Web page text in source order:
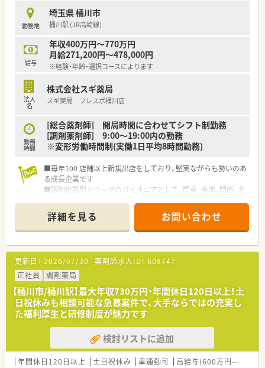
■充実した研修制度、人事制度、評価制度、キャリア支援制度等
があるのも特徴です
勤務地
埼玉県 桶川市
桶川駅 (JR高崎線)
給与
年収400万円～770万円
月給271,200円～478,000円
※経験・年齢・選択コースによります
法人
名
株式会社スギ薬局
スギ薬局 フレスポ桶川店
勤務
時間
[総合薬剤師] 開局時間に合わせてシフト制勤務
[調剤薬剤師] 9:00～19:00内の勤務
※変形労働時間制(実働1日平均8時間勤務)
■毎年100 店舗以上新規出店をしており、堅実ながらも勢いのあ
る成長企業です
■調剤併設型ドラッグのパイオニアとして、関東、東海、関西、北
■研修制度は様々なプランがあり、集合研修だけでなく任意で受
講可能な研修も幅広く用意されています
■店舗で活躍する従業員、社外で活躍する従業員、将来経営幹部
となる従業員など、薬剤師として様々な活躍ができるフィールド
を用意されています
■総合薬剤師・調剤薬剤師（土日休み・19時までの勤務）どちらか
の働き方を選択できます
■調剤併設型だけでなく「医療モール・クリニック併設店舗」「敷
地内薬局」「訪問調剤特化型店舗」など様々な店舗を運営してい
ます
■在宅医療にも積極的取り組んでおり「訪問調剤特化型店舗」を
50店舗以上、無菌調剤室は業界最多の51店舗設置しています
■「プラチナくるみん認定企業」「健康経営優良法人2023（大規模
法人部門）認定」等を取得し一人ひとりが働きやすい環境が整備
されています
詳細を見る お問い合わせ
更新日： 2026/07/30 薬剤師求人ID： 608747
正社員
調剤薬局
【桶川市/桶川駅】最大年収730万円・年間休日120日以上！土
日祝休みも相談可能な急募案件で、大手ならではの充実し
た福利厚生と研修制度が魅力です
検討リストに追加
年間休日120日以上 土日祝休み 車通勤可 高給与(600万円以上)